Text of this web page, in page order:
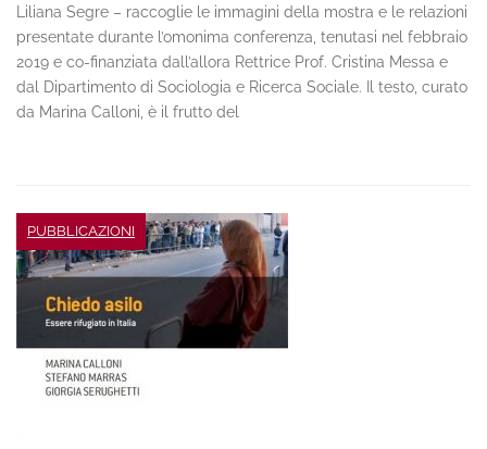
Liliana Segre – raccoglie le immagini della mostra e le relazioni
presentate durante l’omonima conferenza, tenutasi nel febbraio
2019 e co-finanziata dall’allora Rettrice Prof. Cristina Messa e
dal Dipartimento di Sociologia e Ricerca Sociale. Il testo, curato
da Marina Calloni, è il frutto del
PUBBLICAZIONI